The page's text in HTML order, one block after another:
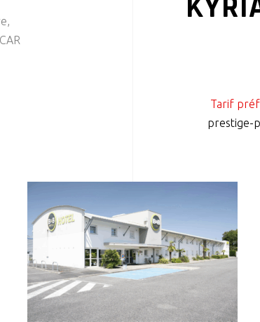
Tarif
prestige-